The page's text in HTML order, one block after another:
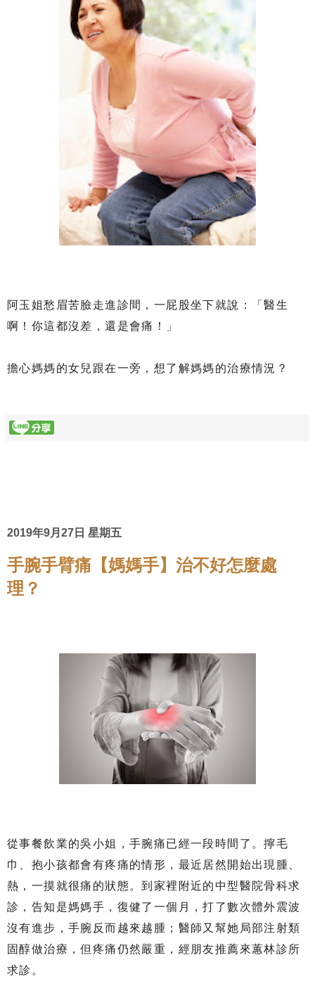
阿玉姐愁眉苦臉走進診間，一屁股坐下就說：「醫生
啊！你這都沒差，還是會痛！」
擔心媽媽的女兒跟在一旁，想了解媽媽的治療情況？
2019年9月27日 星期五
手腕手臂痛【媽媽手】治不好怎麼處
理？
從事餐飲業的吳小姐，手腕痛已經一段時間了。擰毛
巾、抱小孩都會有疼痛的情形，最近居然開始出現腫、
熱，一摸就很痛的狀態。到家裡附近的中型醫院骨科求
診，告知是媽媽手，復健了一個月，打了數次體外震波
沒有進步，手腕反而越來越腫；醫師又幫她局部注射類
固醇做治療，但疼痛仍然嚴重，經朋友推薦來蕙林診所
求診。